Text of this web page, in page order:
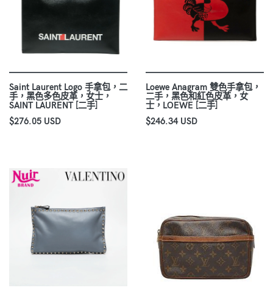
Saint Laurent Logo 手拿包，二
手，黑色多色皮革，女士，
SAINT LAURENT [二手]
$276.05 USD
Loewe Anagram 雙色手拿包，
二手，黑色和紅色皮革，女
士，LOEWE [二手]
$246.34 USD